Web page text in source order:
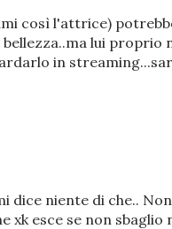
così l'attrice)
lui proprio
in
dice niente di che..
xk esce se non sbaglio